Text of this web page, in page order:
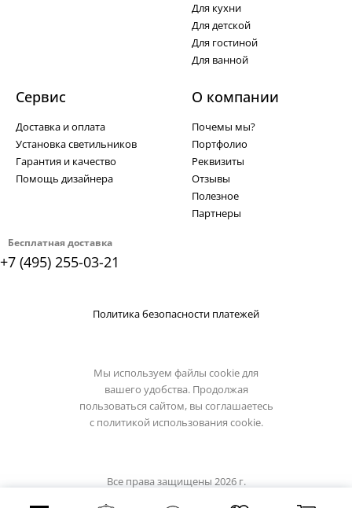
Бесплатная доставка
+7 (495) 255-03-21
Для кухни
Для детской
Для гостиной
Для ванной
Сервис
Доставка и оплата
Установка светильников
Гарантия и качество
Помощь дизайнера
О компании
Почемы мы?
Портфолио
Реквизиты
Отзывы
Полезное
Партнеры
Политика безопасности платежей
Мы используем файлы cookie для
вашего удобства. Продолжая
пользоваться сайтом, вы соглашаетесь
с политикой использования cookie.
Все права защищены 2026 г.